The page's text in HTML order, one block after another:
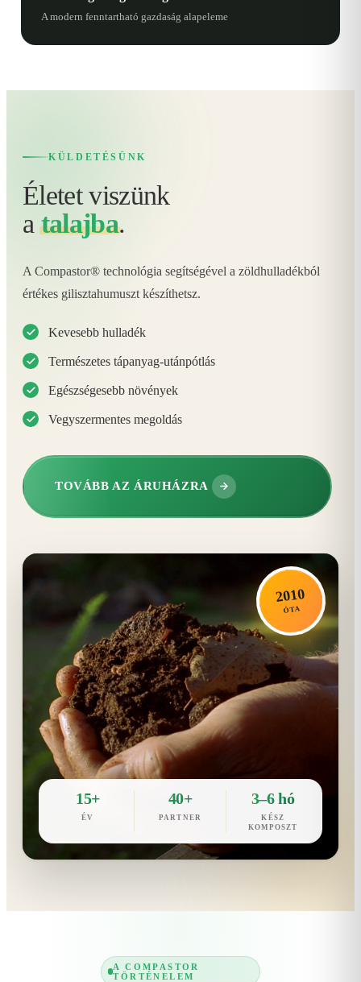
A modern fenntartható gazdaság alapeleme
KÜLDETÉSÜNK
Életet viszünk
atalajba.
A Compastor® technológia segítségével a zöldhulladékból
értékes gilisztahumuszt készíthetsz.
Kevesebb hulladék
Természetes tápanyag-utánpótlás
Egészségesebb növények
Vegyszermentes megoldás
TOVÁBB AZ ÁRUHÁZRA
2010
ÓTA
15+
ÉV
40+
PARTNER
3–6 hó
KÉSZ
KOMPOSZT
A COMPASTOR
TÖRTÉNELEM